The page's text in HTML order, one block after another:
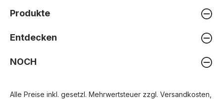
Produkte
Entdecken
NOCH
Alle Preise inkl. gesetzl. Mehrwertsteuer zzgl. Versandkosten